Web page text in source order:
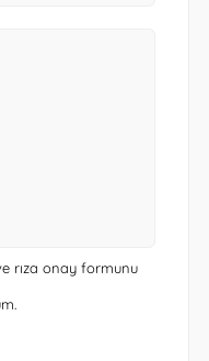
rıza onay formunu